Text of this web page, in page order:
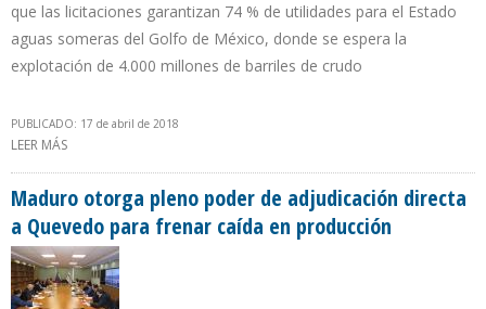
que las licitaciones garantizan 74 % de utilidades para el Estado
aguas someras del Golfo de México, donde se espera la
explotación de 4.000 millones de barriles de crudo
PUBLICADO: 17 de abril de 2018
LEER MÁS
GEOLÓGICO
Maduro otorga pleno poder de adjudicación directa
a Quevedo para frenar caída en producción